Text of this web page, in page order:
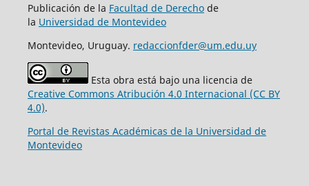
Publicación de la Facultad de Derechode
la Universidad de Montevideo
Montevideo, Uruguay. redaccionfder@um.edu.uy
Esta obra está bajo una licencia de
Creative Commons Atribución 4.0 Internacional (CC BY
4.0).
Portal de Revistas Académicas de la Universidad de
Montevideo